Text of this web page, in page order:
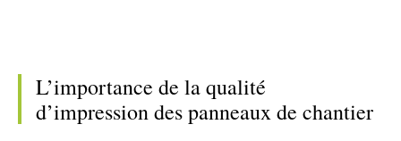
L’importance de la qualité
d’impression des panneaux de chantier